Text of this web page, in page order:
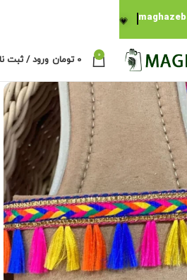
0
0 تومان ورود / ثبت
💗